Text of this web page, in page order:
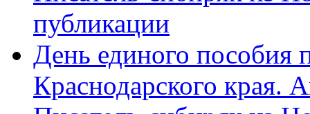
публикации
День единого пособия
Краснодарского края.